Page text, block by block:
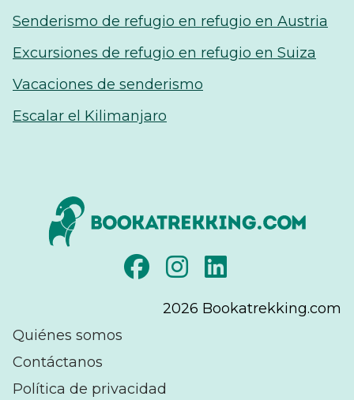
Senderismo de refugio en refugio en Austria
Excursiones de refugio en refugio en Suiza
Vacaciones de senderismo
Escalar el Kilimanjaro
2026 Bookatrekking.com
Quiénes somos
Contáctanos
Política de privacidad